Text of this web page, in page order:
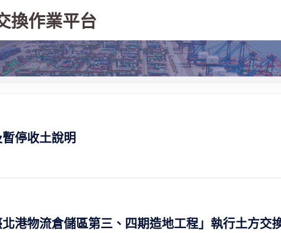
換作業平台
停收土說明
港物流倉儲區第三、四期造地工程」執行土方交